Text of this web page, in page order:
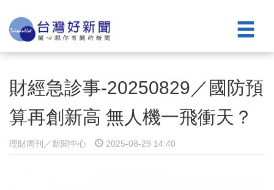
財經急診事-20250829／國防預
算再創新高 無人機一飛衝天？
理財周刊／新聞中心 2025-08-29 14:40